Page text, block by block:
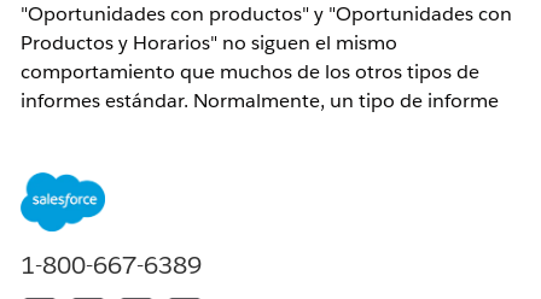
"Oportunidades con productos" y "Oportunidades con
Productos y Horarios" no siguen el mismo
comportamiento que muchos de los otros tipos de
informes estándar. Normalmente, un tipo de informe
con cualquier oportunidad que se muestra en los
resultados del informe.
En los resultados de este informe se incluyen tanto las
1-800-667-6389